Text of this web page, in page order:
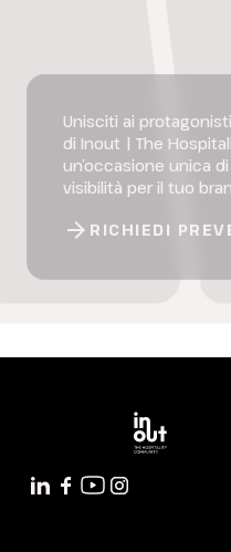
Unisciti ai
di Inout | The
un’occasione unica
visibilità per il tuo
RICHIEDI
arrow_forward